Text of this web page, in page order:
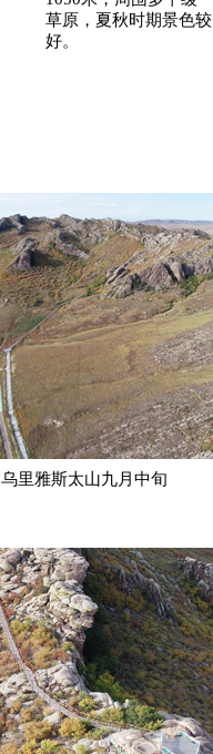
草原，夏秋时期景色较
好。
乌里雅斯太山九月中旬